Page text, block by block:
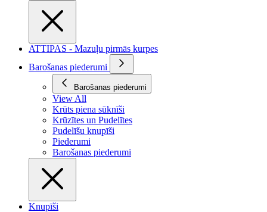
ATTIPAS - Mazuļu pirmās kurpes
Barošanas piederumi
Barošanas piederumi
View All
Krūts piena sūknīši
Krūzītes un Pudelītes
Pudelīšu knupīši
Piederumi
Barošanas piederumi
Knupīši